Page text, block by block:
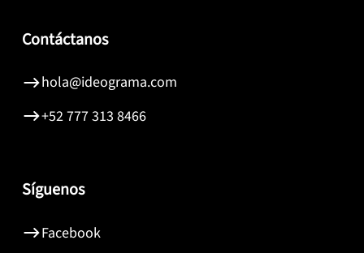
Síguenos
Facebook
Contáctanos
+52 777 313 8466
hola@ideograma.com